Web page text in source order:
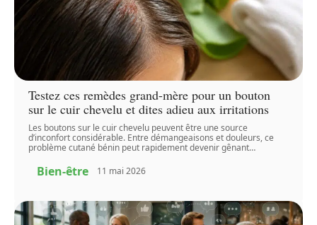
Testez ces remèdes grand-mère pour un bouton
sur le cuir chevelu et dites adieu aux irritations
Les boutons sur le cuir chevelu peuvent être une source
d’inconfort considérable. Entre démangeaisons et douleurs, ce
problème cutané bénin peut rapidement devenir gênant…
Bien-être 11 mai 2026